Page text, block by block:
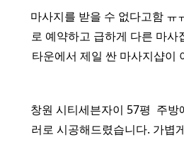
마사지를 받을 수 없다고함 ㅠ
로 예약하고 급하게 다른 마사
타운에서 제일 싼 마사지샵이
창원 시티세븐자이 57평 ​ 주
러로 시공해드렸습니다. 가볍